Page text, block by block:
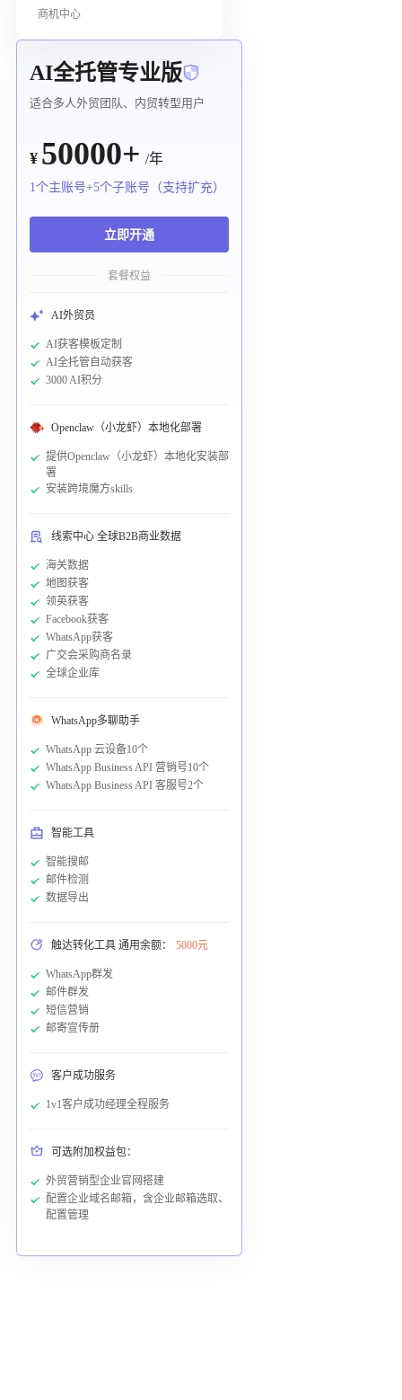
商机中心
AI全托管专业版
适合多人外贸团队、内贸转型用户
¥ 50000+ /年
1个主账号+5个子账号（支持扩充）
立即开通
套餐权益
AI外贸员
AI获客模板定制
AI全托管自动获客
3000 AI积分
Openclaw（小龙虾）本地化部署
提供Openclaw（小龙虾）本地化安装部
署
安装跨境魔方skills
线索中心 全球B2B商业数据
海关数据
地图获客
领英获客
Facebook获客
WhatsApp获客
广交会采购商名录
全球企业库
WhatsApp多聊助手
WhatsApp 云设备10个
WhatsApp Business API 营销号10个
WhatsApp Business API 客服号2个
智能工具
智能搜邮
邮件检测
数据导出
触达转化工具 通用余额： 5000元
WhatsApp群发
邮件群发
短信营销
邮寄宣传册
客户成功服务
1v1客户成功经理全程服务
可选附加权益包：
外贸营销型企业官网搭建
配置企业域名邮箱，含企业邮箱选取、
配置管理